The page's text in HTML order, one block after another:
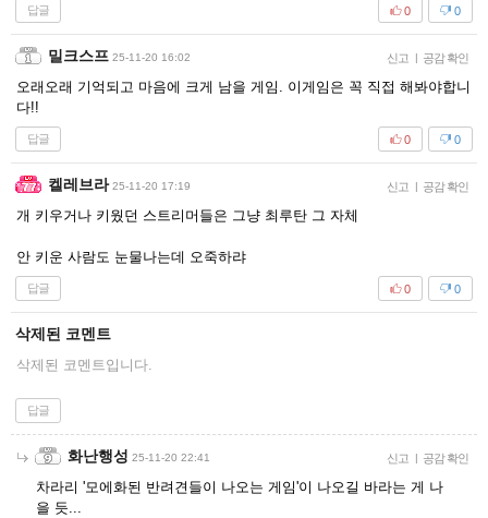
답글 0
0
밀크스프 25-11-20 16:02 신고 | 공감 확인
오래오래 기억되고 마음에 크게 남을 게임. 이게임은 꼭 직접 해봐야합니
다!!
답글 0
0
켈레브라 25-11-20 17:19 신고 | 공감 확인
개 키우거나 키웠던 스트리머들은 그냥 최루탄 그 자체
안 키운 사람도 눈물나는데 오죽하랴
답글 0
0
삭제된 코멘트
삭제된 코멘트입니다.
답글
화난행성 25-11-20 22:41 신고 | 공감 확인
차라리 '모에화된 반려견들이 나오는 게임'이 나오길 바라는 게 나
을 듯...